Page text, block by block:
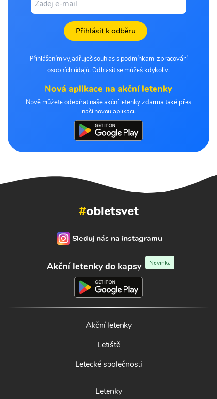
Přihlásit k odběru
Přihlášením vyjadřuješ souhlas s podmínkami zpracování
osobních údajů. Odhlásit se můžeš kdykoliv.
Nová aplikace na akční letenky
Nově můžete odebírat naše akční letenky zdarma také přes
naší novou aplikaci.
#obletsvet
Sleduj nás na instagramu
Akční letenky do kapsy Novinka
Akční letenky
Letiště
Letecké společnosti
Letenky